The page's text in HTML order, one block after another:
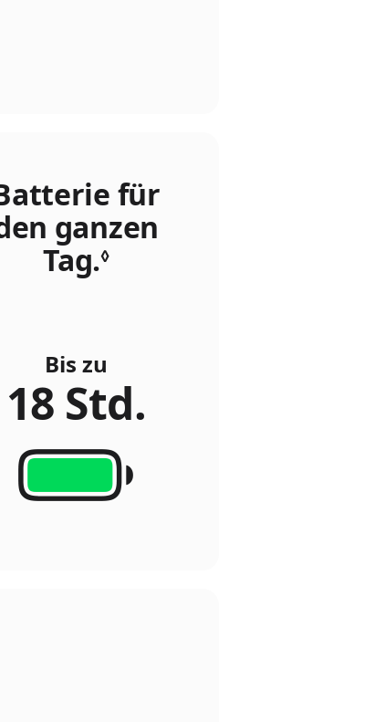
für
ganzen
Tag.◊Siehe rechtliche
Bis zu
18 Std.